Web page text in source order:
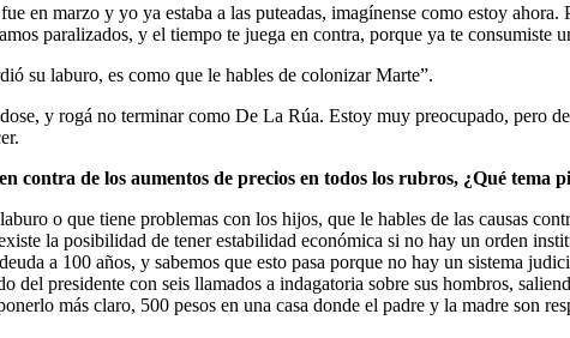
en marzo y yo ya estaba a las puteadas, imagínense como estoy
paralizados, y el tiempo te juega en contra, porque ya te consumiste
su laburo, es como que le hables de colonizar Marte”.
y rogá no terminar como De La Rúa. Estoy muy preocupado, pero
de los aumentos de precios en todos los rubros, ¿Qué tema
o que tiene problemas con los hijos, que le hables de las causas
la posibilidad de tener estabilidad económica si no hay un orden
a 100 años, y sabemos que esto pasa porque no hay un sistema
del presidente con seis llamados a indagatoria sobre sus hombros,
más claro, 500 pesos en una casa donde el padre y la madre son